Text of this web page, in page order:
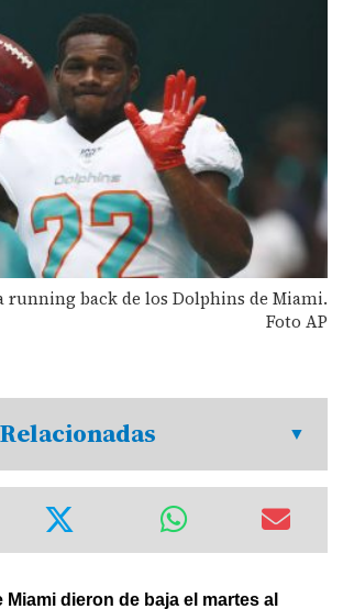
running back de los Dolphins de Miami.
Foto AP
dieron de baja el martes al